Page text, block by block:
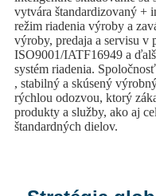
vytvára štandardizovaný +
režim riadenia výroby a
výroby, predaja a servisu v
ISO9001/IATF16949 a
systém riadenia.
, stabilný a skúsený
rýchlou odozvou, ktorý
produkty a služby, ako aj
štandardných dielov.